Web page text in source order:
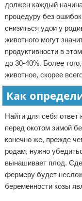
должен каждый
процедуру без
снизиться удои у
животного могут
продуктивности в
до 30-40%. Более
животное, скорее
Как
Найти для себя ответ
перед окотом зимой
конечно же, прежде
родам, нужно
вынашивает плод.
фермеру будет
беременности козы